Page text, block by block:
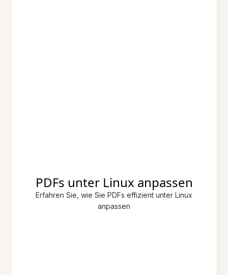
PDFs unter Linux anpassen
Erfahren Sie, wie Sie PDFs effizient unter Linux
anpassen